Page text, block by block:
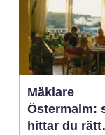
Mäklare
Östermalm:
hittar du rätt